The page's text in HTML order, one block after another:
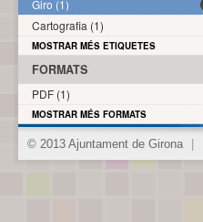
Giro (1)
Cartografia (1)
MOSTRAR MÉS ETIQUETES
FORMATS
PDF (1)
MOSTRAR MÉS FORMATS
© 2013 Ajuntament de Girona